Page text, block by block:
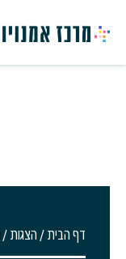
דף הבית/הצגות/